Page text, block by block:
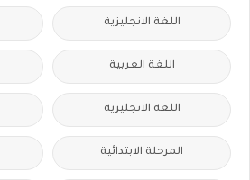
اللغة الانجليزية
اللغة العربية
اللغه الانجليزية
المرحلة الابتدائية